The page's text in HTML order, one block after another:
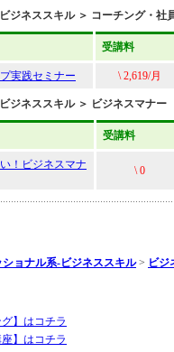
ジネススキル ＞ コーチング・社
受講料
実践セミナー \ 2,619/月
ジネススキル ＞ ビジネスマナー
受講料
！ビジネスマナ
\ 0
ショナル系-ビジネススキル> ビジ
】はコチラ
】はコチラ